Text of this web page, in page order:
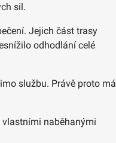
sil.
Jejich část trasy
odhodlání celé
službu. Právě proto má
vlastními naběhanými